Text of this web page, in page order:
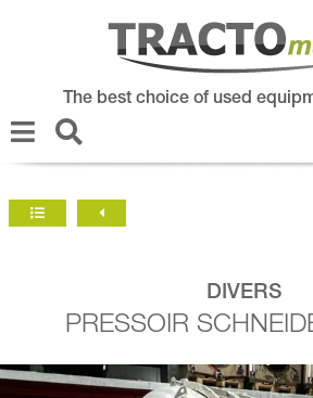
The best choice of used
DIVERS
PRESSOIR